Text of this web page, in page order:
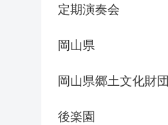
定期演奏会
岡山県
岡山県郷土文化財団
後楽園